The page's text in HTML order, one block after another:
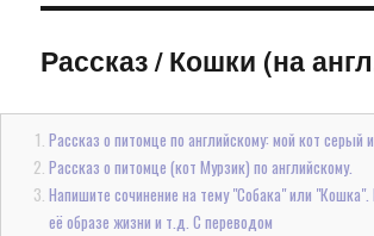
Рассказ/Кошки (на
Рассказ о питомце по английскому: мой кот серый
Рассказ о питомце (кот Мурзик) по английскому.
Напишите сочинение на тему "Собака" или "Кошка".
её образе жизни и т.д. С переводом